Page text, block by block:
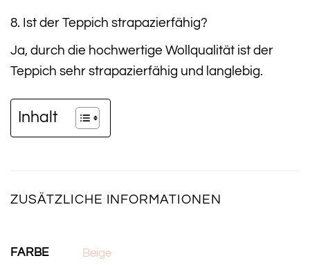
8. Ist der Teppich strapazierfähig?
Ja, durch die hochwertige Wollqualität ist der
Teppich sehr strapazierfähig und langlebig.
Inhalt
ZUSÄTZLICHE INFORMATIONEN
FARBE Beige